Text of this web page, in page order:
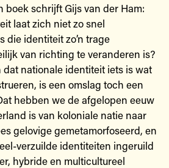
boek schrijft Gijs van der Ham:
laat zich niet zo snel
die identiteit zo’n trage
van richting te veranderen is?
nationale identiteit iets is wat
is een omslag toch een
hebben we de afgelopen eeuw
is van koloniale natie naar
gelovige gemetamorfoseerd, en
verzuilde identiteiten ingeruild
hybride en multicultureel